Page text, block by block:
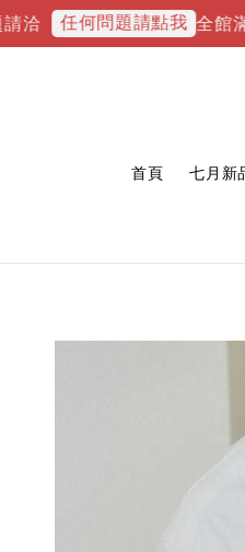
問題請點我 全館滿3000免運
首頁 七月新